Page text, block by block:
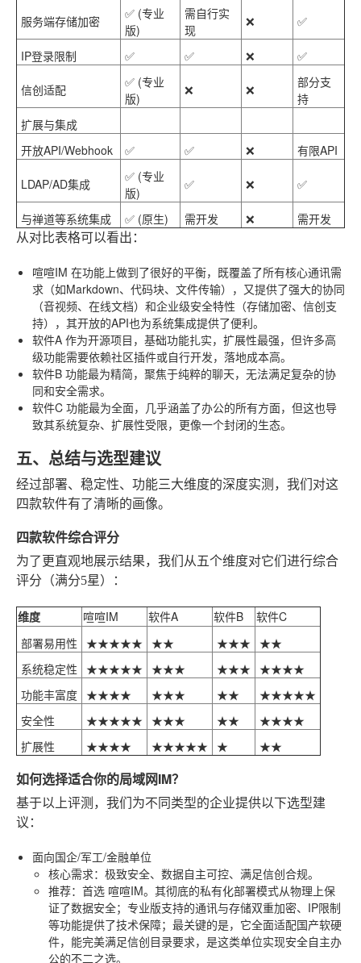
服务端存储加密
✅ (专业
版)
需自行实
现
❌ ✅
IP登录限制 ✅ ✅ ❌ ✅
信创适配
✅ (专业
版)
❌ ❌
部分支
持
扩展与集成
开放API/Webhook
✅ ✅ ❌ 有限API
LDAP/AD集成
✅ (专业
版)
✅ ❌ ✅
与禅道等系统集成 ✅ (原生) 需开发 ❌ 需开发
从对比表格可以看出：
喧喧IM 在功能上做到了很好的平衡，既覆盖了所有核心通讯需
求（如Markdown、代码块、文件传输），又提供了强大的协同
（音视频、在线文档）和企业级安全特性（存储加密、信创支
持），其开放的API也为系统集成提供了便利。
软件A 作为开源项目，基础功能扎实，扩展性最强，但许多高
级功能需要依赖社区插件或自行开发，落地成本高。
软件B 功能最为精简，聚焦于纯粹的聊天，无法满足复杂的协
同和安全需求。
软件C 功能最为全面，几乎涵盖了办公的所有方面，但这也导
致其系统复杂、扩展性受限，更像一个封闭的生态。
五、总结与选型建议
经过部署、稳定性、功能三大维度的深度实测，我们对这
四款软件有了清晰的画像。
四款软件综合评分
为了更直观地展示结果，我们从五个维度对它们进行综合
评分（满分5星）：
维度 喧喧IM 软件A 软件B
软件C
部署易用性
★★★★★ ★★ ★★★
★★
系统稳定性
★★★★★ ★★★ ★★★
★★★★
功能丰富度 ★★★★ ★★★ ★★
★★★★★
安全性
★★★★★ ★★★ ★★
★★★★
扩展性
★★★★ ★★★★★ ★ ★★
如何选择适合你的局域网IM？
基于以上评测，我们为不同类型的企业提供以下选型建
议：
面向国企/军工/金融单位
核心需求：极致安全、数据自主可控、满足信创合规。
推荐：首选 喧喧IM。其彻底的私有化部署模式从物理上保
证了数据安全；专业版支持的通讯与存储双重加密、IP限制
等功能提供了技术保障；最关键的是，它全面适配国产软硬
件，能完美满足信创目录要求，是这类单位实现安全自主办
公的不二之选。